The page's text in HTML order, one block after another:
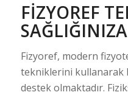
FIZYOREF
Fizyoref, modern
tekniklerini kullanarak
destek olmaktadır.